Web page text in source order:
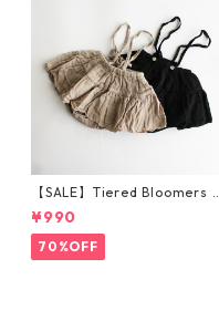
【SALE】Tiered Bloomers 7
0-80cm (グレージュ／ブラッ
ク) ※1点までメール便可
¥990
70%OFF